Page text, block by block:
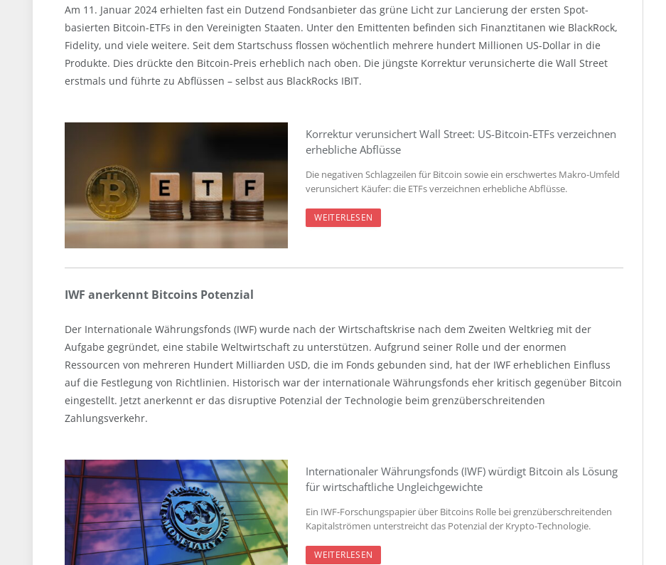
Am 11. Januar 2024 erhielten fast ein Dutzend Fondsanbieter das grüne Licht zur Lancierung der ersten Spot-
basierten Bitcoin-ETFs in den Vereinigten Staaten. Unter den Emittenten befinden sich Finanztitanen wie BlackRock,
Fidelity, und viele weitere. Seit dem Startschuss flossen wöchentlich mehrere hundert Millionen US-Dollar in die
Produkte. Dies drückte den Bitcoin-Preis erheblich nach oben. Die jüngste Korrektur verunsicherte die Wall Street
erstmals und führte zu Abflüssen – selbst aus BlackRocks IBIT.
Korrektur verunsichert Wall Street: US-Bitcoin-ETFs verzeichnen
erhebliche Abflüsse
Die negativen Schlagzeilen für Bitcoin sowie ein erschwertes Makro-Umfeld
verunsichert Käufer: die ETFs verzeichnen erhebliche Abflüsse.
WEITERLESEN
IWF anerkennt Bitcoins Potenzial
Der Internationale Währungsfonds (IWF) wurde nach der Wirtschaftskrise nach dem Zweiten Weltkrieg mit der
Aufgabe gegründet, eine stabile Weltwirtschaft zu unterstützen. Aufgrund seiner Rolle und der enormen
Ressourcen von mehreren Hundert Milliarden USD, die im Fonds gebunden sind, hat der IWF erheblichen Einfluss
auf die Festlegung von Richtlinien. Historisch war der internationale Währungsfonds eher kritisch gegenüber Bitcoin
eingestellt. Jetzt anerkennt er das disruptive Potenzial der Technologie beim grenzüberschreitenden
Zahlungsverkehr.
Internationaler Währungsfonds (IWF) würdigt Bitcoin als Lösung
für wirtschaftliche Ungleichgewichte
Ein IWF-Forschungspapier über Bitcoins Rolle bei grenzüberschreitenden
Kapitalströmen unterstreicht das Potenzial der Krypto-Technologie.
WEITERLESEN